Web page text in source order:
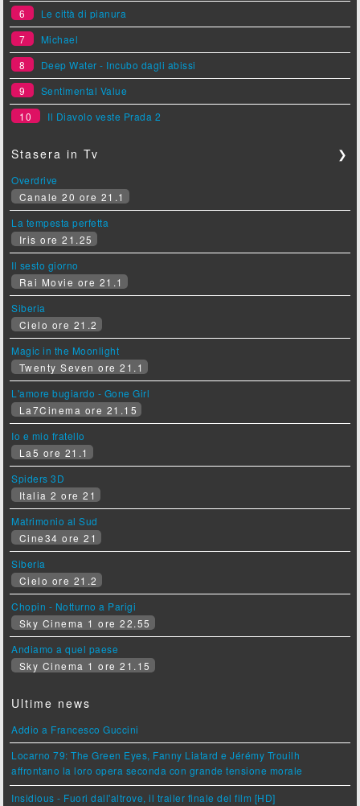
6
Le città di pianura
7
Michael
8
Deep Water - Incubo dagli abissi
9
Sentimental Value
10
Il Diavolo veste Prada 2
Stasera in Tv ❯
Overdrive
Canale 20 ore 21.1
La tempesta perfetta
Iris ore 21.25
Il sesto giorno
Rai Movie ore 21.1
Siberia
Cielo ore 21.2
Magic in the Moonlight
Twenty Seven ore 21.1
L'amore bugiardo - Gone Girl
La7Cinema ore 21.15
Io e mio fratello
La5 ore 21.1
Spiders 3D
Italia 2 ore 21
Matrimonio al Sud
Cine34 ore 21
Siberia
Cielo ore 21.2
Chopin - Notturno a Parigi
Sky Cinema 1 ore 22.55
Andiamo a quel paese
Sky Cinema 1 ore 21.15
Ultime news
Addio a Francesco Guccini
Locarno 79: The Green Eyes, Fanny Liatard e Jérémy Trouilh
affrontano la loro opera seconda con grande tensione morale
Insidious - Fuori dall'altrove, il trailer finale del film [HD]